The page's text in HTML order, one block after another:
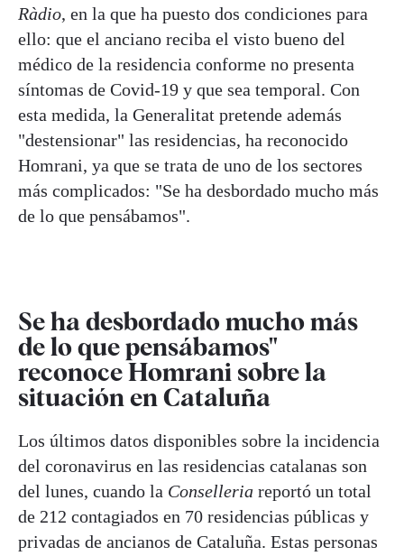
Ràdio, en la que ha puesto dos condiciones para
ello: que el anciano reciba el visto bueno del
médico de la residencia conforme no presenta
síntomas de Covid-19 y que sea temporal. Con
esta medida, la Generalitat pretende además
"destensionar" las residencias, ha reconocido
Homrani, ya que se trata de uno de los sectores
más complicados: "Se ha desbordado mucho más
de lo que pensábamos".
Se ha desbordado mucho más
de lo que pensábamos"
reconoce Homrani sobre la
situación en Cataluña
Los últimos datos disponibles sobre la incidencia
del coronavirus en las residencias catalanas son
del lunes, cuando la Conselleria reportó un total
de 212 contagiados en 70 residencias públicas y
privadas de ancianos de Cataluña. Estas personas